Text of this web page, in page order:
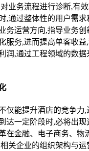
业务流程进行诊断,有
,通过整体性的用户需
务运营方向,指导业务创
服务,进而提高单客收
润,通过工程领域的数
仅能提升酒店的竞争力
达一定阶段时,必将出
在金融、电子商务、物
关企业的组织架构与